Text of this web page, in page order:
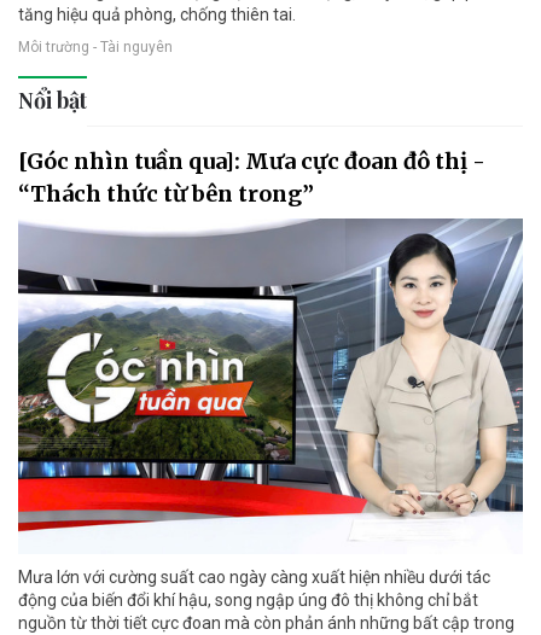
tăng hiệu quả phòng, chống thiên tai.
Môi trường - Tài nguyên
Nổi bật
[Góc nhìn tuần qua]: Mưa cực đoan đô thị -
“Thách thức từ bên trong”
Mưa lớn với cường suất cao ngày càng xuất hiện nhiều dưới tác
động của biến đổi khí hậu, song ngập úng đô thị không chỉ bắt
nguồn từ thời tiết cực đoan mà còn phản ánh những bất cập trong